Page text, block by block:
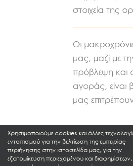
Χρησιμοποιούμε cookies και άλλες
εντοπισμού για την βελτίωση της εμπειρίας
περιήγησης στην ιστοσελίδα μας, για την
εξατομίκευση περιεχομένου και διαφημίσεων,
στοιχεία της
Οι
μας, μαζί με
πρόβλεψη και
αγοράς, είναι
μας